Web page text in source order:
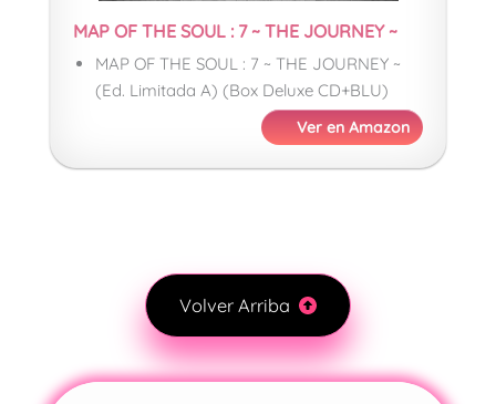
MAP OF THE SOUL : 7 ~ THE JOURNEY ~
MAP OF THE SOUL : 7 ~ THE JOURNEY ~
(Ed. Limitada A) (Box Deluxe CD+BLU)
Ver en Amazon
Volver Arriba